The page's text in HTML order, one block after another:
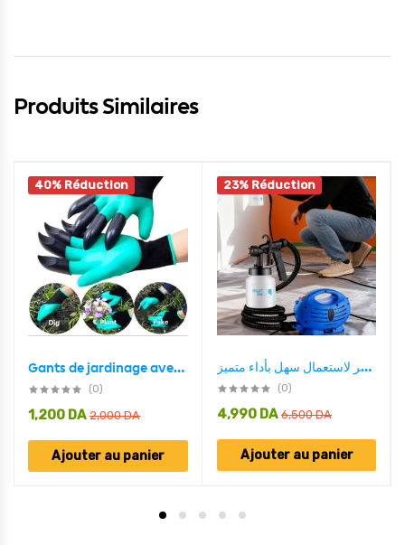
Produits Similaires
40% Réduction
Gants de jardinage avec griffes – قفازات البستنة مع مخالب
(0)
2,000DA
1,200 DA
Ajouter au panier
23% Réduction
مسدس الطلاء الكهربائي المبتكر لاستعمال سهل بأداء متميز PAINT ZOOM Pistolet A Peinture Electrique A Usage Facile 800ml 600W
(0)
6,500DA
4,990 DA
Ajouter au panier